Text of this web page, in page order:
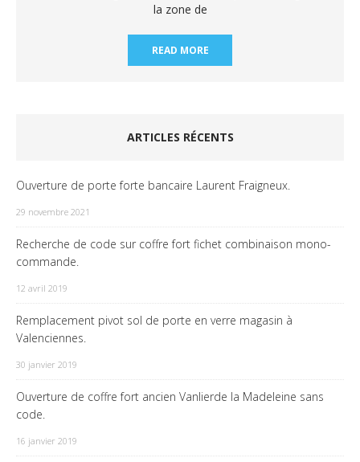
la zone de
READ MORE
ARTICLES RÉCENTS
Ouverture de porte forte bancaire Laurent Fraigneux.
29 novembre 2021
Recherche de code sur coffre fort fichet combinaison mono-
commande.
12 avril 2019
Remplacement pivot sol de porte en verre magasin à
Valenciennes.
30 janvier 2019
Ouverture de coffre fort ancien Vanlierde la Madeleine sans
code.
16 janvier 2019